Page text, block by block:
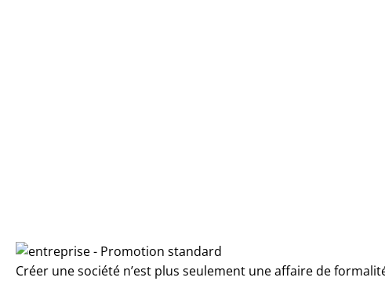
Créer une société n’est plus seulement une affaire de